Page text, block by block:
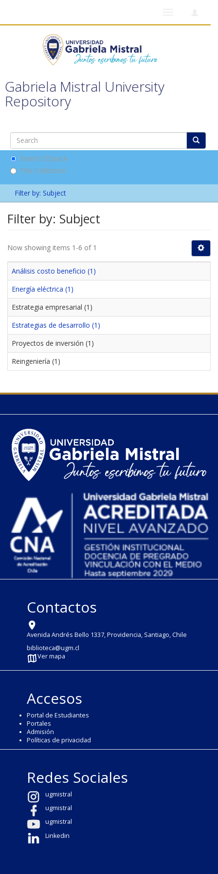
Gabriela Mistral University
Repository
Search DSpace
This Collection
Filter by: Subject
Filter by: Subject
Now showing items 1-6 of 1
Análisis costo beneficio (1)
Energía eléctrica (1)
Estrategia empresarial (1)
Estrategias de desarrollo (1)
Proyectos de inversión (1)
Reingeniería (1)
Contactos
Avenida Andrés Bello 1337, Providencia, Santiago, Chile
biblioteca@ugm.cl
Ver mapa
Accesos
Portal de Estudiantes
Portales
Admisión
Políticas de privacidad
Redes Sociales
ugmistral
ugmistral
ugmistral
Linkedin